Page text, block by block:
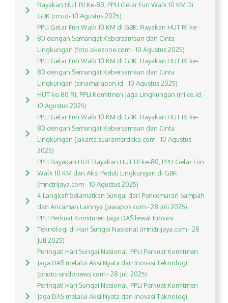
Rayakan HUT RI Ke-80, PPLI Gelar Fun Walk 10 KM Di
GBK (rm.id- 10 Agustus 2025)
PPLI Gelar Fun Walk 10 KM di GBK: Rayakan HUT RI ke-
80 dengan Semangat Kebersamaan dan Cinta
Lingkungan (foto.okezone.com - 10 Agustus 2025)
PPLI Gelar Fun Walk 10 KM di GBK: Rayakan HUT RI ke-
80 dengan Semangat Kebersamaan dan Cinta
Lingkungan (sinarharapan.id - 10 Agustus 2025)
HUT ke-80 RI, PPLI Komitmen Jaga Lingkungan (rri.co.id -
10 Agustus 2025)
PPLI Gelar Fun Walk 10 KM di GBK: Rayakan HUT RI ke-
80 dengan Semangat Kebersamaan dan Cinta
Lingkungan (jakarta.suaramerdeka.com - 10 Agustus
2025)
PPLI Rayakan HUT Rayakan HUT RI ke-80, PPLI Gelar Fun
Walk 10 KM dan Aksi Peduli Lingkungan di GBK
(mnctrijaya.com - 10 Agustus 2025)
4 Langkah Selamatkan Sungai dari Pencemaran Sampah
dan Ancaman Lainnya (jawapos.com - 28 Juli 2025)
PPLI Perkuat Komitmen Jaga DAS lewat Inovasi
Teknologi di Hari Sungai Nasional (mnctrijaya.com - 28
Juli 2025)
Peringati Hari Sungai Nasional, PPLI Perkuat Komitmen
Jaga DAS melalui Aksi Nyata dan Inovasi Teknologi
(photo.sindonews.com - 28 Juli 2025)
Peringati Hari Sungai Nasional, PPLI Perkuat Komitmen
Jaga DAS melalui Aksi Nyata dan Inovasi Teknologi